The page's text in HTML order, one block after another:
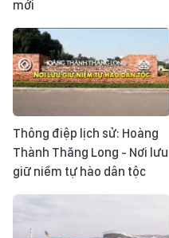
mới
Thông điệp lịch sử: Hoàng
Thành Thăng Long - Nơi lưu
giữ niềm tự hào dân tộc